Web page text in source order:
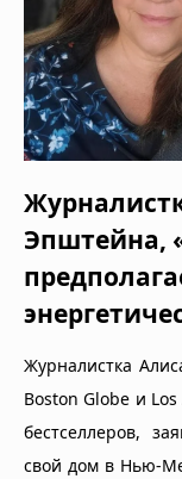
Эпштейна,
Журналистка
Boston Globe и
бестселлеров,
свой дом в Нью-